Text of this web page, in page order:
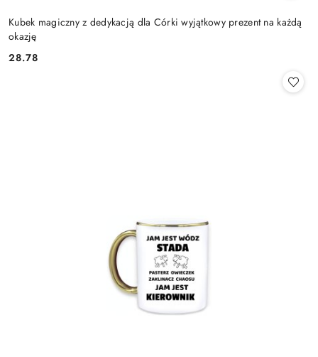
Kubek magiczny z dedykacją dla Córki wyjątkowy prezent na każdą
okazję
Cena:
28.78